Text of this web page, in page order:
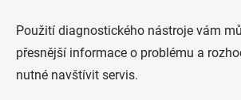
Použití diagnostického nástroje vám
přesnější informace o problému a
nutné navštívit servis.